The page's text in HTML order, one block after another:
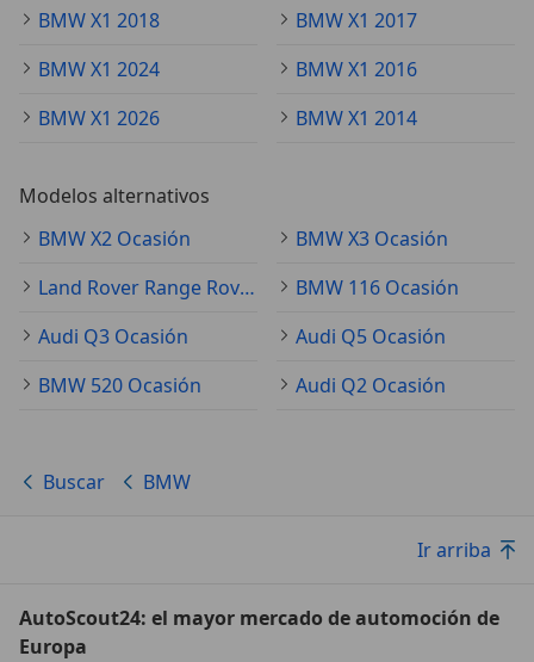
BMW X1 2018
BMW X1 2017
BMW X1 2024
BMW X1 2016
BMW X1 2026
BMW X1 2014
Modelos alternativos
BMW X2 Ocasión
BMW X3 Ocasión
Land Rover Range Rover Evoque Ocasión
BMW 116 Ocasión
Audi Q3 Ocasión
Audi Q5 Ocasión
BMW 520 Ocasión
Audi Q2 Ocasión
Buscar BMW
Ir arriba
AutoScout24: el mayor mercado de automoción de
Europa